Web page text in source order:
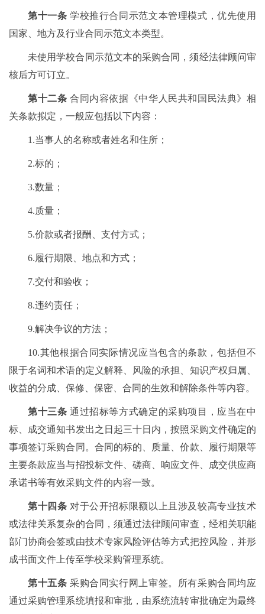
第十一条 学校推行合同示范文本管理模式，优先使用
国家、地方及行业合同示范文本类型。
未使用学校合同示范文本的采购合同，须经法律顾问审
核后方可订立。
第十二条 合同内容依据《中华人民共和国民法典》相
关条款拟定，一般应包括以下内容：
1.当事人的名称或者姓名和住所；
2.标的；
3.数量；
4.质量；
5.价款或者报酬、支付方式；
6.履行期限、地点和方式；
7.交付和验收；
8.违约责任；
9.解决争议的方法；
10.其他根据合同实际情况应当包含的条款，包括但不
限于名词和术语的定义解释、风险的承担、知识产权归属、
收益的分成、保修、保密、合同的生效和解除条件等内容。
第十三条 通过招标等方式确定的采购项目，应当在中
标、成交通知书发出之日起三十日内，按照采购文件确定的
事项签订采购合同。合同的标的、质量、价款、履行期限等
主要条款应当与招投标文件、磋商、响应文件、成交供应商
承诺书等有效采购文件的内容一致。
第十四条 对于公开招标限额以上且涉及较高专业技术
或法律关系复杂的合同，须通过法律顾问审查，经相关职能
部门协商会签或由技术专家风险评估等方式把控风险，并形
成书面文件上传至学校采购管理系统。
第十五条 采购合同实行网上审签。所有采购合同均应
通过采购管理系统填报和审批，由系统流转审批确定为最终